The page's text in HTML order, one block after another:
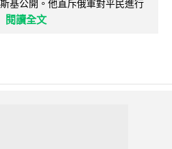
基公開。他直斥俄軍對平民進行
閱讀全文